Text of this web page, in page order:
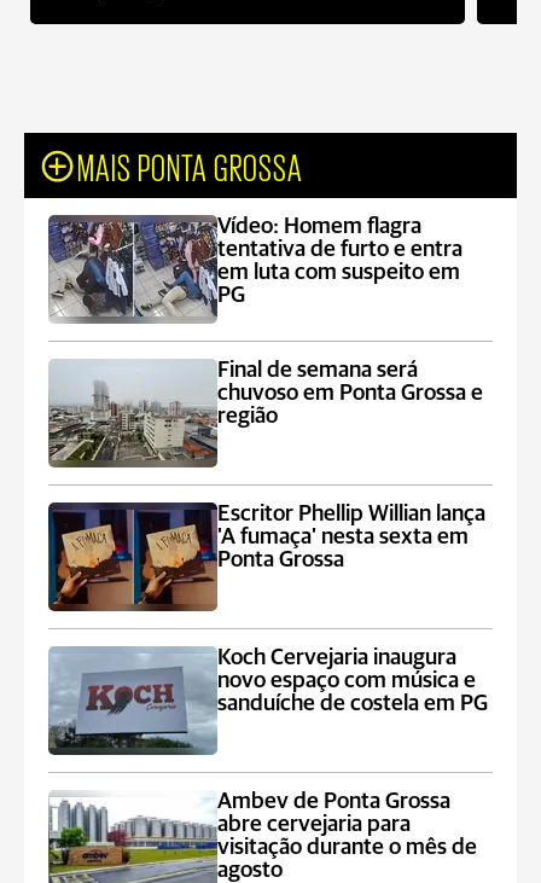
MAIS PONTA GROSSA
Vídeo: Homem flagra
tentativa de furto e entra
em luta com suspeito em
PG
Final de semana será
chuvoso em Ponta Grossa e
região
Escritor Phellip Willian lança
'A fumaça' nesta sexta em
Ponta Grossa
Koch Cervejaria inaugura
novo espaço com música e
sanduíche de costela em PG
Ambev de Ponta Grossa
abre cervejaria para
visitação durante o mês de
agosto